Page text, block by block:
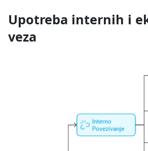
Upotreba internih i
veza